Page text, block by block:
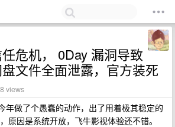
危机， 0Day 漏洞导致
文件全面泄露，官方装死
views
年做了个愚蠢的动作，出了用着极其稳定的
原因是系统开放，飞牛影视体验还不错。